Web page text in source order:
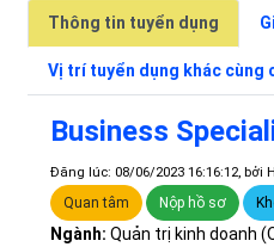
Thông tin tuyển dụng
Vị trí tuyển dụng khác cùng
Business
Đăng lúc: 08/06/2023 16:16:12, bởi
Quan tâm Nộp hồ sơ
Ngành: Quản trị kinh doanh